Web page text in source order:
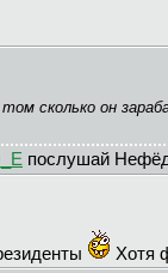
сколько он
послушай
Хотя